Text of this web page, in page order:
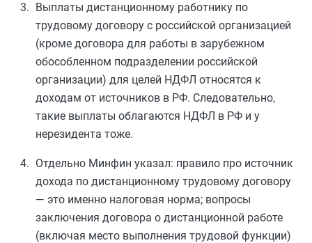
Выплаты дистанционному работнику по
трудовому договору с российской организацией
(кроме договора для работы в зарубежном
обособленном подразделении российской
организации) для целей НДФЛ относятся к
доходам от источников в РФ. Следовательно,
такие выплаты облагаются НДФЛ в РФ и у
нерезидента тоже.
Отдельно Минфин указал: правило про источник
дохода по дистанционному трудовому договору
— это именно налоговая норма; вопросы
заключения договора о дистанционной работе
(включая место выполнения трудовой функции)